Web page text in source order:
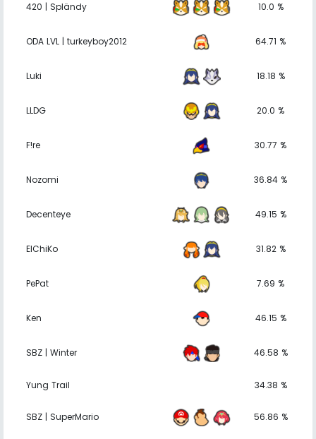
420 | Spländy 10.0 %
ODA LVL | turkeyboy2012 64.71 %
Luki 18.18 %
LLDG 20.0 %
F!re 30.77 %
Nozomi 36.84 %
Decenteye 49.15 %
ElChiKo 31.82 %
PePat 7.69 %
Ken 46.15 %
SBZ | Winter 46.58 %
Yung Trail 34.38 %
SBZ | SuperMario 56.86 %